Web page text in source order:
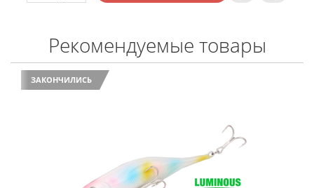
Рекомендуемые товары
ЗАКОНЧИЛИСЬ